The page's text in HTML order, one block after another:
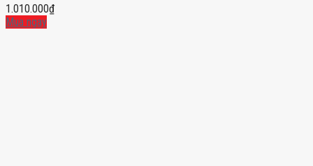
1.010.000₫
Mua ngay